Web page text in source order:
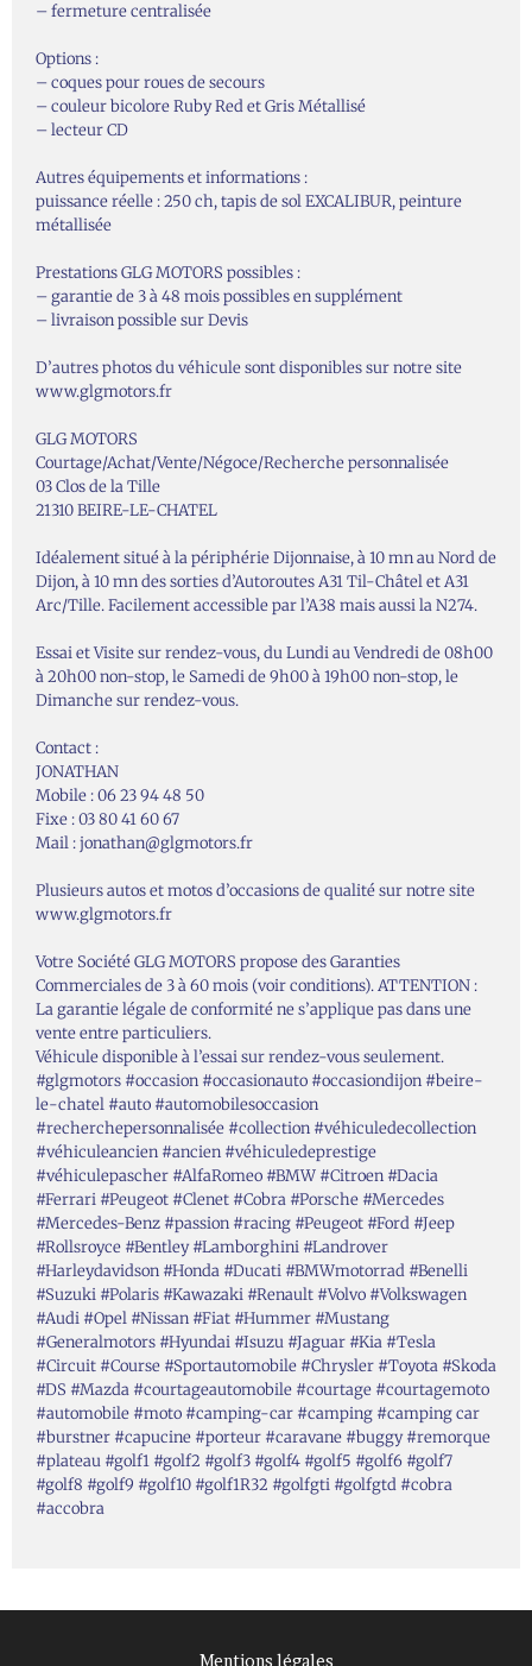
– fermeture centralisée
Options :
– coques pour roues de secours
– couleur bicolore Ruby Red et Gris Métallisé
– lecteur CD
Autres équipements et informations :
puissance réelle : 250 ch, tapis de sol EXCALIBUR, peinture
métallisée
Prestations GLG MOTORS possibles :
– garantie de 3 à 48 mois possibles en supplément
– livraison possible sur Devis
D’autres photos du véhicule sont disponibles sur notre site
www.glgmotors.fr
GLG MOTORS
Courtage/Achat/Vente/Négoce/Recherche personnalisée
03 Clos de la Tille
21310 BEIRE-LE-CHATEL
Idéalement situé à la périphérie Dijonnaise, à 10 mn au Nord de
Dijon, à 10 mn des sorties d’Autoroutes A31 Til-Châtel et A31
Arc/Tille. Facilement accessible par l’A38 mais aussi la N274.
Essai et Visite sur rendez-vous, du Lundi au Vendredi de 08h00
à 20h00 non-stop, le Samedi de 9h00 à 19h00 non-stop, le
Dimanche sur rendez-vous.
Contact :
JONATHAN
Mobile : 06 23 94 48 50
Fixe : 03 80 41 60 67
Mail : jonathan@glgmotors.fr
Plusieurs autos et motos d’occasions de qualité sur notre site
www.glgmotors.fr
Votre Société GLG MOTORS propose des Garanties
Commerciales de 3 à 60 mois (voir conditions). ATTENTION :
La garantie légale de conformité ne s’applique pas dans une
vente entre particuliers.
Véhicule disponible à l’essai sur rendez-vous seulement.
#glgmotors #occasion #occasionauto #occasiondijon #beire-
le-chatel #auto #automobilesoccasion
#recherchepersonnalisée #collection #véhiculedecollection
#véhiculeancien #ancien #véhiculedeprestige
#véhiculepascher #AlfaRomeo #BMW #Citroen #Dacia
#Ferrari #Peugeot #Clenet #Cobra #Porsche #Mercedes
#Mercedes-Benz #passion #racing #Peugeot #Ford #Jeep
#Rollsroyce #Bentley #Lamborghini #Landrover
#Harleydavidson #Honda #Ducati #BMWmotorrad #Benelli
#Suzuki #Polaris #Kawazaki #Renault #Volvo #Volkswagen
#Audi #Opel #Nissan #Fiat #Hummer #Mustang
#Generalmotors #Hyundai #Isuzu #Jaguar #Kia #Tesla
#Circuit #Course #Sportautomobile #Chrysler #Toyota #Skoda
#DS #Mazda #courtageautomobile #courtage #courtagemoto
#automobile #moto #camping-car #camping #camping car
#burstner #capucine #porteur #caravane #buggy #remorque
#plateau #golf1 #golf2 #golf3 #golf4 #golf5 #golf6 #golf7
#golf8 #golf9 #golf10 #golf1R32 #golfgti #golfgtd #cobra
#accobra
Mentions légales